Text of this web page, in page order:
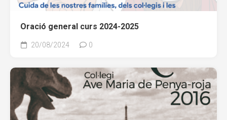
Oració general curs 2024-2025
20/08/2024 0